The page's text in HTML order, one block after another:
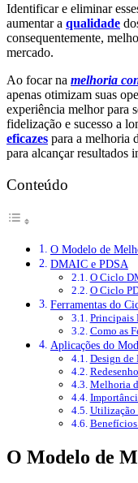
Identificar e eliminar
aumentar a qualidade
consequentemente,
mercado.
Ao focar na melhoria
apenas otimizam suas
experiência melhor para
fidelização e sucesso a
eficazes para a melhoria
para alcançar resultados
Conteúdo
O Modelo de
DMAIC e PDSA
O Ciclo
O Ciclo
Ferramentas do
Principais
Como as
Aplicações do
Design de
Melhoria
Utilização
O Modelo de